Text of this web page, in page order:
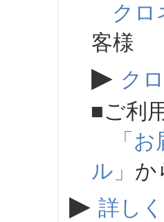
クロ
客様
▶ ク
■ご利
「
ル」 か
▶ 詳し